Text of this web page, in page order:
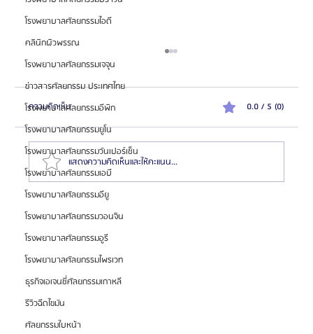
โรงพยาบาลศัลยกรรมไอดี
คลินิกผิวพรรณ
โรงพยาบาลศัลยกรรมเจจุน
ข่าวสารศัลยกรรม ประเทศไทย
โรงพยาบาลศัลยกรรมอีพิก
โรงพยาบาลศัลยกรรมยูโน
โรงพยาบาลศัลยกรรมวันเปอร์เซ็น
โรงพยาบาลศัลยกรรมเอบี
โรงพยาบาลศัลยกรรมอียู
โรงพยาบาลศัลยกรรมวอนจิน
โรงพยาบาลศัลยกรรมอูรี
โรงพยาบาลศัลยกรรมไพรเวท
ธุรกิจเอเจนซี่ศัลยกรรมเกาหลี
รีวิวฉีดไขมัน
ศัลยกรรมใบหน้า
สมัครตัวแทน "เอเจนซี่ศัลยกรรมจีน" เทรนด์โอกาสสร้าง
รายได้สูงในตลาด
ความคิดเห็น 0.0 / 5 (0)
แสดงความคิดเห็นและให้คะแนน...